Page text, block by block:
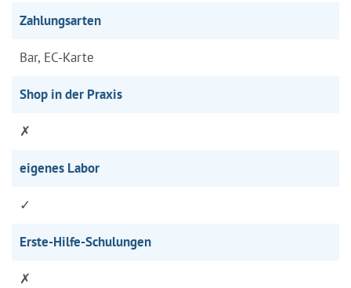
Zahlungsarten
Bar, EC-Karte
Shop in der Praxis
✗
eigenes Labor
✓
Erste-Hilfe-Schulungen
✗